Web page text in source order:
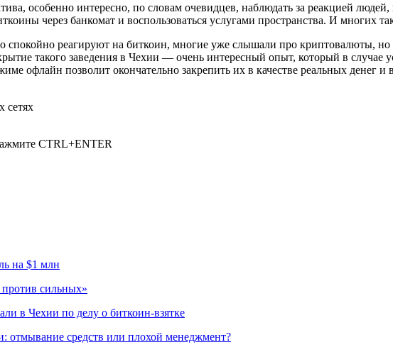
особенно интересно, по словам очевидцев, наблюдать за реакцией
через банкомат и воспользоваться услугами пространства. И многих
реагируют на биткоин, многие уже слышали про криптовалюты, но
такого заведения в Чехии — очень интересный опыт, который в случае
офлайн позволит окончательно закрепить их в качестве реальных денег
сетях
CTRL+ENTER
на $1 млн
сильных»
в Чехии по делу о биткоин-взятке
отмывание средств или плохой менеджмент?